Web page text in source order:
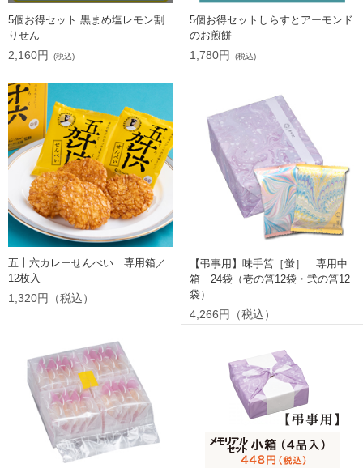
5個お得セット 黒まめ塩レモン割
りせん
2,160円 (税込)
5個お得セットしらすとアーモンド
のお煎餅
1,780円 (税込)
五十六カレーせんべい 専用箱／
12枚入
1,320円（税込）
【弔事用】味手筥［蛍］ 専用中
箱 24袋（壱の筥12袋・弐の筥12
袋）
4,266円（税込）